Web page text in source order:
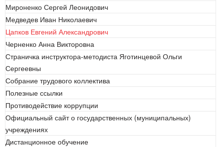
Мироненко Сергей Леонидович
Медведев Иван Николаевич
Цапков Евгений Александрович
Черненко Анна Викторовна
Страничка инструктора-методиста Яготинцевой Ольги
Сергеевны
Собрание трудового коллектива
Полезные ссылки
Противодействие коррупции
Официальный сайт о государственных (муниципальных)
учреждениях
Дистанционное обучение